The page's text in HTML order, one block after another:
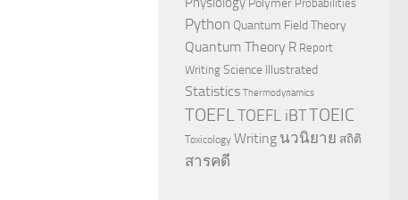
Probabilities
Python Quantum Field Theory
Quantum Theory R Report
Writing Science Illustrated
Statistics Thermodynamics
TOEFL TOEFL iBTTOEIC
Toxicology Writing นวนิยาย สถิติ
สารคดี